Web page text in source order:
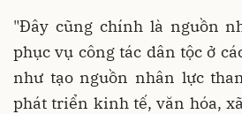
"Đây cũng chính là nguồn
phục vụ công tác dân tộc ở
như tạo nguồn nhân lực
phát triển kinh tế, văn hóa,